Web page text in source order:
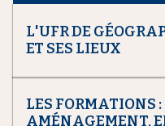
L'UFR DE
ET SES LIEUX
LES FORMATIONS
AMÉNAGEMENT,